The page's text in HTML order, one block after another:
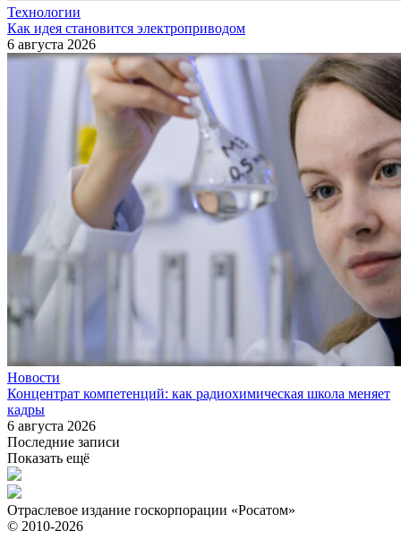
Технологии
Как идея становится электроприводом
6 августа 2026
Новости
Концентрат компетенций: как радиохимическая школа меняет
кадры
6 августа 2026
Последние записи
Показать ещё
Отраслевое издание госкорпорации «Росатом»
© 2010-2026